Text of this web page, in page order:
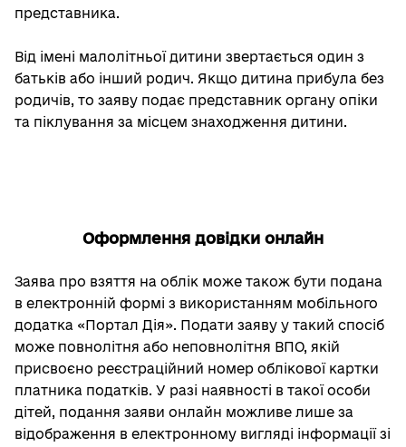
представника.
Від імені малолітньої дитини звертається один з
батьків або інший родич. Якщо дитина прибула без
родичів, то заяву подає представник органу опіки
та піклування за місцем знаходження дитини.
Оформлення довідки онлайн
Заява про взяття на облік може також бути подана
в електронній формі з використанням мобільного
додатка «Портал Дія». Подати заяву у такий спосіб
може повнолітня або неповнолітня ВПО, якій
присвоєно реєстраційний номер облікової картки
платника податків. У разі наявності в такої особи
дітей, подання заяви онлайн можливе лише за
відображення в електронному вигляді інформації зі